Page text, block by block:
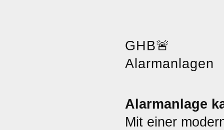
GHB🚨
Alarmanlagen
Alarmanlage
Mit einer